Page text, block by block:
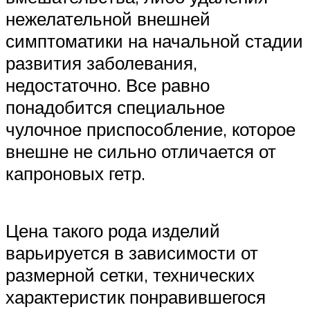
нежелательной внешней
симптоматики на начальной стадии
развития заболевания,
недостаточно. Все равно
понадобится специальное
чулочное приспособление, которое
внешне не сильно отличается от
капроновых гетр.
Цена такого рода изделий
варьируется в зависимости от
размерной сетки, технических
характеристик понравившегося